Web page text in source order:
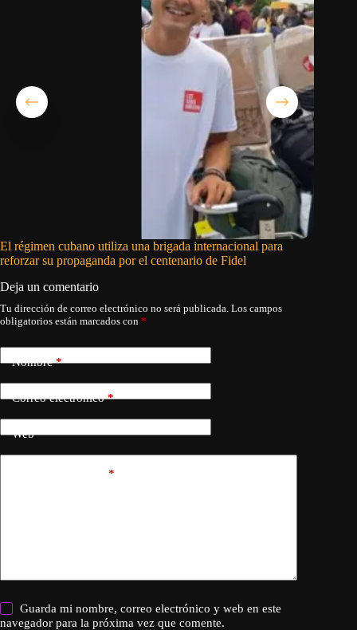
El régimen cubano utiliza una brigada internacional para
reforzar su propaganda por el centenario de Fidel
Deja un comentario
Tu dirección de correo electrónico no será publicada. Los campos
obligatorios están marcados con *
Nombre*
Correo electrónico*
Web
*
Guarda mi nombre, correo electrónico y web en este
navegador para la próxima vez que comente.